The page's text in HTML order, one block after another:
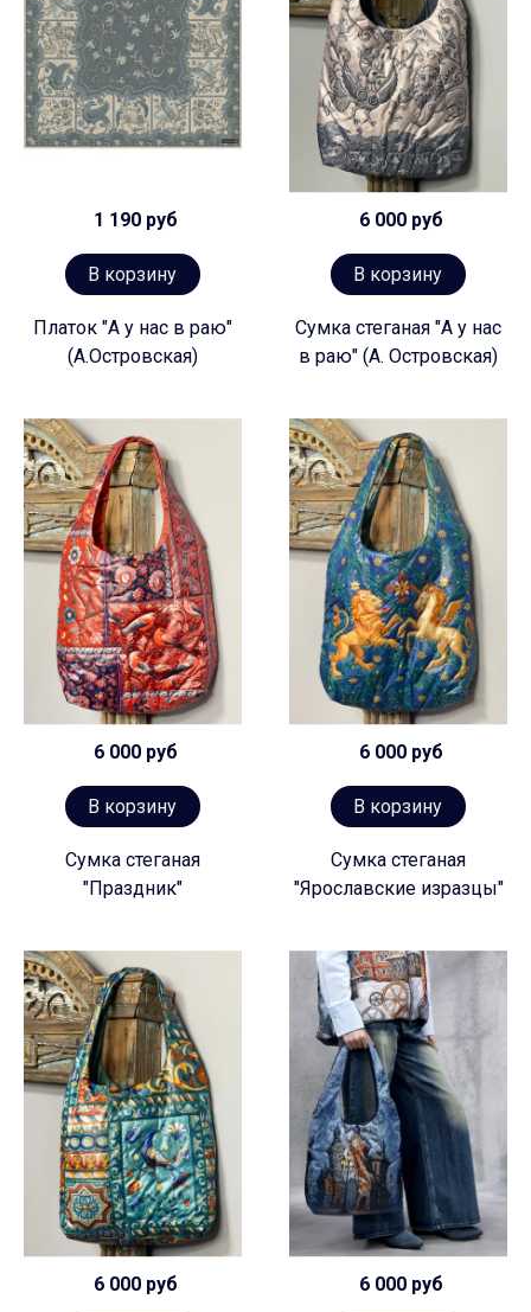
1 190 руб
В корзину
Платок "А у нас в раю"
(А.Островская)
6 000 руб
В корзину
Сумка стеганая "А у нас
в раю" (А. Островская)
6 000 руб
В корзину
Сумка стеганая
"Праздник"
6 000 руб
В корзину
Сумка стеганая
"Ярославские изразцы"
6 000 руб 6 000 руб